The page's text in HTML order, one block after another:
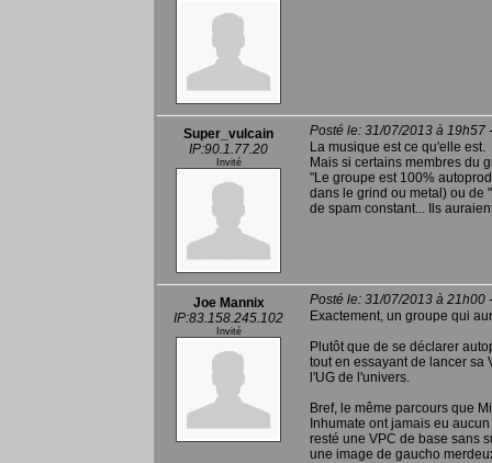
Super_vulcain
IP:90.1.77.20
Invité
Posté le: 31/07/2013 à 19h57
La musique est ce qu'elle est.
Mais si certains membres du
"Le groupe est 100%
dans le grind ou metal) ou de
de spam constant... Ils
Joe Mannix
IP:83.158.245.102
Invité
Posté le: 31/07/2013 à 21h00
Exactement, un groupe qui
Plutôt que de se déclarer
tout en essayant de lancer sa
l'UG de l'univers.
Bref, le même parcours que
Inhumate ont jamais eu
resté une VPC de base sans
une image de gaucho